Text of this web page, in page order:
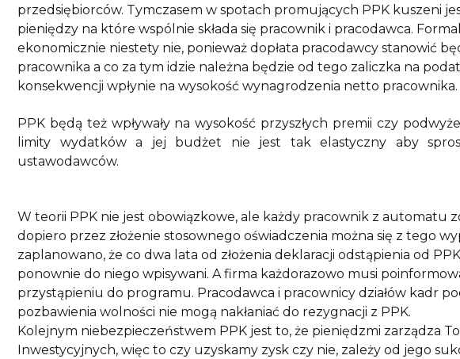
przedsiębiorców. Tymczasem w spotach promujących PPK kuszeni
pieniędzy na które wspólnie składa się pracownik i pracodawca.
ekonomicznie niestety nie, ponieważ dopłata pracodawcy stanowić
pracownika a co za tym idzie należna będzie od tego zaliczka na
konsekwencji wpłynie na wysokość wynagrodzenia netto pracownika.
PPK będą też wpływały na wysokość przyszłych premii czy
limity wydatków a jej budżet nie jest tak elastyczny aby
ustawodawców.
W teorii PPK nie jest obowiązkowe, ale każdy pracownik z automatu
dopiero przez złożenie stosownego oświadczenia można się z tego
zaplanowano, że co dwa lata od złożenia deklaracji odstąpienia od
ponownie do niego wpisywani. A firma każdorazowo musi
przystąpieniu do programu. Pracodawca i pracownicy działów kadr
pozbawienia wolności nie mogą nakłaniać do rezygnacji z PPK.
Kolejnym niebezpieczeństwem PPK jest to, że pieniędzmi zarządza
Inwestycyjnych, więc to czy uzyskamy zysk czy nie, zależy od jego